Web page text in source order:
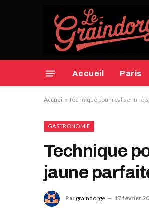
Accueil Paris
Accueil » Technique pour réaliser une
GASTRONOMIE
Technique
jaune
Par graindorge 17 février